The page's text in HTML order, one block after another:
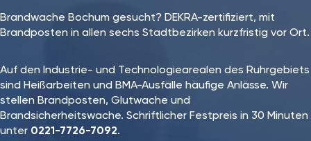
Brandwache Bochum gesucht? DEKRA-zertifiziert, mit
Brandposten in allen sechs Stadtbezirken kurzfristig vor Ort.
Auf den Industrie- und Technologiearealen des Ruhrgebiets
sind Heißarbeiten und BMA-Ausfälle häufige Anlässe. Wir
stellen Brandposten, Glutwache und
Brandsicherheitswache. Schriftlicher Festpreis in 30 Minuten
unter 0221-7726-7092.